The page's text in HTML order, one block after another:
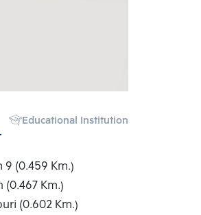
Educational Institution
9 (0.459 Km.)
Km.)
(0.602 Km.)